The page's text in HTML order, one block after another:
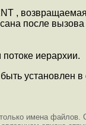
,
после вызова
иерархии.
установлен
имена файлов.